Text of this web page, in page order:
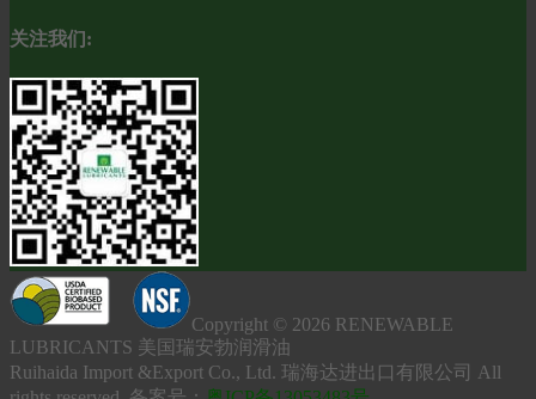
关注我们:
Copyright © 2026 RENEWABLE
LUBRICANTS 美国瑞安勃润滑油
Ruihaida Import &Export Co., Ltd. 瑞海达进出口有限公司 All